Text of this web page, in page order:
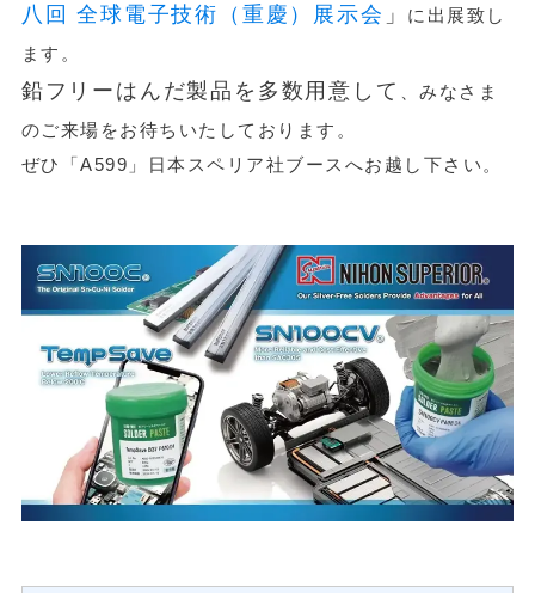
八回 全球電子技術（重慶）展示会 」
に出展致し
ます。
鉛フリーはんだ製品を多数用意して
、みなさま
のご来場をお待ちいたしております。
ぜひ「A599」日本スペリア社ブースへお越し下さい。